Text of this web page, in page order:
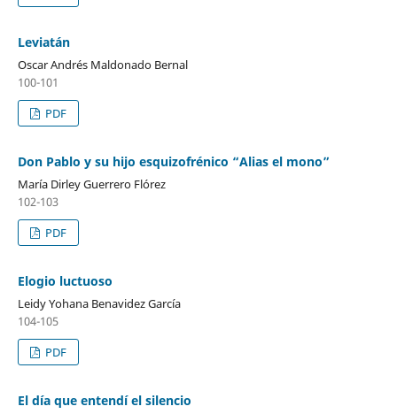
Leviatán
Oscar Andrés Maldonado Bernal
100-101
PDF
Don Pablo y su hijo esquizofrénico “Alias el mono”
María Dirley Guerrero Flórez
102-103
PDF
Elogio luctuoso
Leidy Yohana Benavidez García
104-105
PDF
El día que entendí el silencio